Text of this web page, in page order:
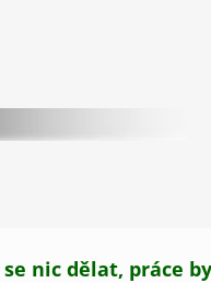
nic dělat, práce